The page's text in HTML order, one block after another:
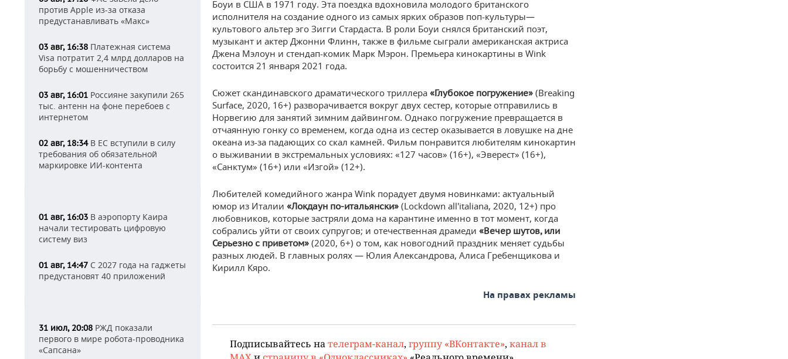
против Apple из-за отказа
предустанавливать «Макс»
03 авг, 16:38 Платежная система
Visa потратит 2,4 млрд долларов на
борьбу с мошенничеством
03 авг, 16:01 Россияне закупили 265
тыс. антенн на фоне перебоев с
интернетом
02 авг, 18:34В ЕС вступили в силу
требования об обязательной
маркировке ИИ-контента
01 авг, 16:03 В аэропорту Каира
начали тестировать цифровую
систему виз
01 авг, 14:47 С 2027 года на гаджеты
предустановят 40 приложений
31 июл, 20:08 РЖД показали
первого в мире робота-проводника
«Сапсана»
Боуи в США в 1971 году. Эта поездка вдохновила молодого британского
исполнителя на создание одного из самых ярких образов поп-культуры—
культового альтер эго Зигги Стардаста. В роли Боуи снялся британский поэт,
музыкант и актер Джонни Флинн, также в фильме сыграли американская актриса
Джена Мэлоун и стендап-комик Марк Мэрон. Премьера кинокартины в Wink
состоится 21 января 2021 года.
Сюжет скандинавского драматического триллера «Глубокое погружение» (Breaking
Surface, 2020, 16+) разворачивается вокруг двух сестер, которые отправились в
Норвегию для занятий зимним дайвингом. Однако погружение превращается в
отчаянную гонку со временем, когда одна из сестер оказывается в ловушке на дне
океана из-за падающих со скал камней. Фильм понравится любителям кинокартин
о выживании в экстремальных условиях: «127 часов» (16+), «Эверест» (16+),
«Санктум» (16+) или «Изгой» (12+).
Любителей комедийного жанра Wink порадует двумя новинками: актуальный
юмор из Италии «Локдаун по-итальянски» (Lockdown all'italiana, 2020, 12+) про
любовников, которые застряли дома на карантине именно в тот момент, когда
собрались уйти от своих супругов; и отечественная драмеди «Вечер шутов, или
Серьезно с приветом» (2020, 6+) о том, как новогодний праздник меняет судьбы
разных людей. В главных ролях — Юлия Александрова, Алиса Гребенщикова и
Кирилл Кяро.
На правах рекламы
Подписывайтесь на телеграм-канал, группу «ВКонтакте», канал в